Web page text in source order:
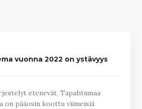
vuonna 2022 on ystävyys
etenevät. Tapahtumaa
on pääosin koottu viimeisiä